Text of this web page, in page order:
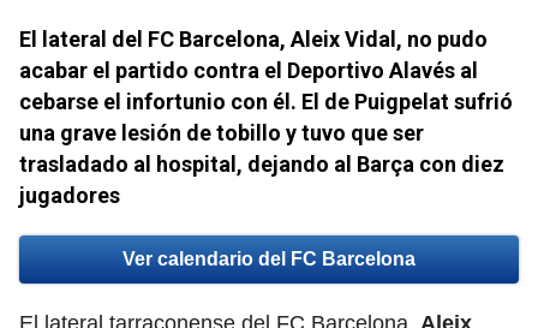
El lateral del FC Barcelona, Aleix Vidal, no pudo
acabar el partido contra el Deportivo Alavés al
cebarse el infortunio con él. El de Puigpelat sufrió
una grave lesión de tobillo y tuvo que ser
trasladado al hospital, dejando al Barça con diez
jugadores
Ver calendario del FC Barcelona